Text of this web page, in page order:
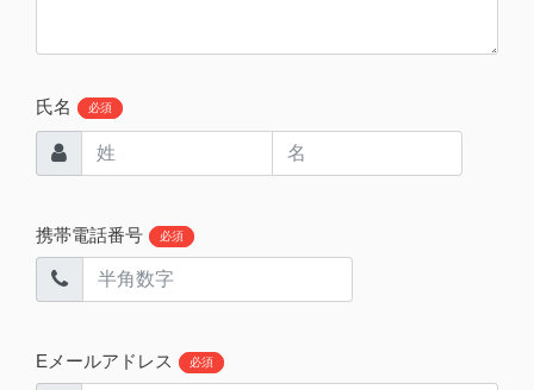
氏名 必須
携帯電話番号 必須
Eメールアドレス 必須